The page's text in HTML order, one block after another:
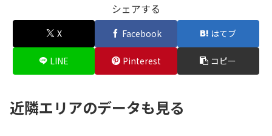
シェアする
X Facebook はてブ
LINE Pinterest コピー
近隣エリアのデータも見る